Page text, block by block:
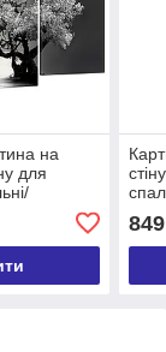
на
для
біла
см
849